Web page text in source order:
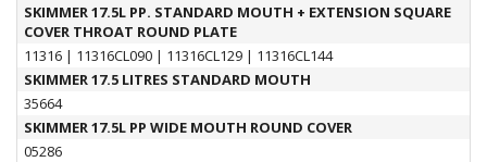
SKIMMER 17.5L PP. STANDARD MOUTH + EXTENSION SQUARE
COVER THROAT ROUND PLATE
11316 | 11316CL090 | 11316CL129 | 11316CL144
SKIMMER 17.5 LITRES STANDARD MOUTH
35664
SKIMMER 17.5L PP WIDE MOUTH ROUND COVER
05286